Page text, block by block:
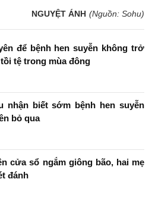
NGUYỆT ÁNH (Nguồn: Sohu)
để bệnh hen suyễn không trở
tệ trong mùa đông
nhận biết sớm bệnh hen suyễn
bỏ qua
cửa sổ ngắm giông bão, hai mẹ
đánh